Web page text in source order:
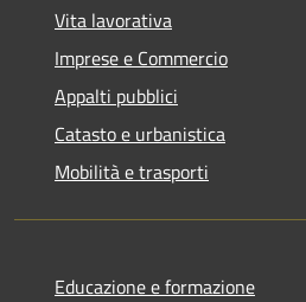
Vita lavorativa
Imprese e Commercio
Appalti pubblici
Catasto e urbanistica
Mobilità e trasporti
Educazione e formazione